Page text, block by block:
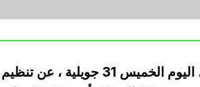
أعلنت الاتحادية الجزائرية للكرة الطائرة، في بيان رسمي، اليوم الخميس 31 جويلية ، عن تنظيم